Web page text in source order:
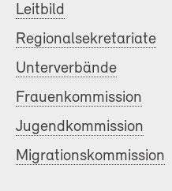
Leitbild
Regionalsekretariate
Unterverbände
Frauenkommission
Jugendkommission
Migrationskommission